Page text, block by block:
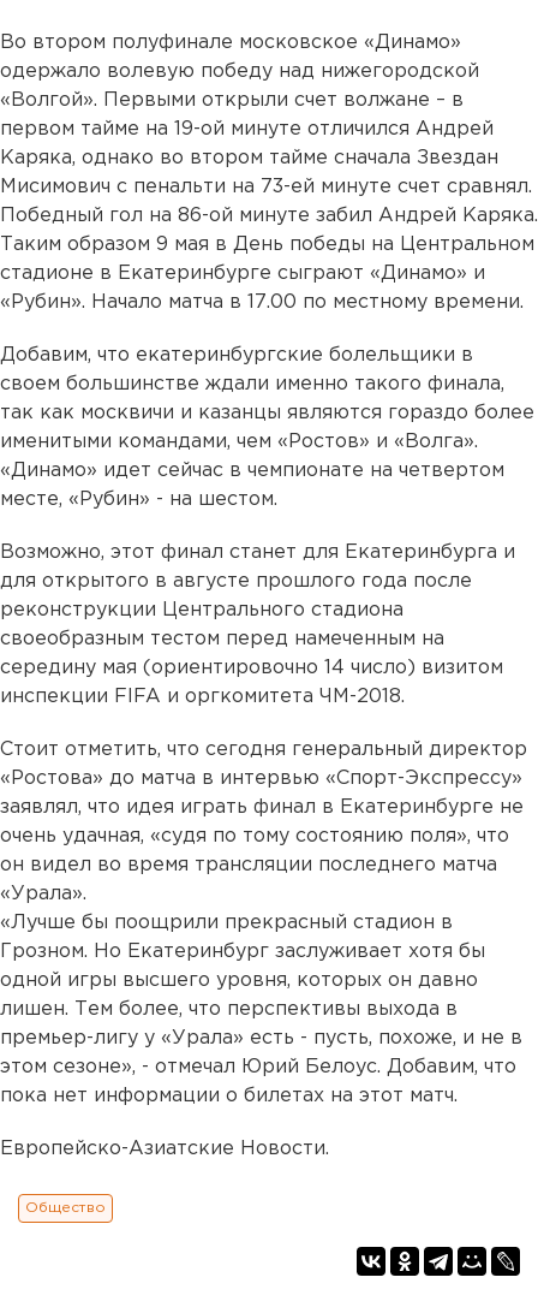
Во втором полуфинале московское «Динамо»
одержало волевую победу над нижегородской
«Волгой». Первыми открыли счет волжане – в
первом тайме на 19-ой минуте отличился Андрей
Каряка, однако во втором тайме сначала Звездан
Мисимович с пенальти на 73-ей минуте счет сравнял.
Победный гол на 86-ой минуте забил Андрей Каряка.
Таким образом 9 мая в День победы на Центральном
стадионе в Екатеринбурге сыграют «Динамо» и
«Рубин». Начало матча в 17.00 по местному времени.
Добавим, что екатеринбургские болельщики в
своем большинстве ждали именно такого финала,
так как москвичи и казанцы являются гораздо более
именитыми командами, чем «Ростов» и «Волга».
«Динамо» идет сейчас в чемпионате на четвертом
месте, «Рубин» - на шестом.
Возможно, этот финал станет для Екатеринбурга и
для открытого в августе прошлого года после
реконструкции Центрального стадиона
своеобразным тестом перед намеченным на
середину мая (ориентировочно 14 число) визитом
инспекции FIFA и оргкомитета ЧМ-2018.
Стоит отметить, что сегодня генеральный директор
«Ростова» до матча в интервью «Спорт-Экспрессу»
заявлял, что идея играть финал в Екатеринбурге не
очень удачная, «судя по тому состоянию поля», что
он видел во время трансляции последнего матча
«Урала».
«Лучше бы поощрили прекрасный стадион в
Грозном. Но Екатеринбург заслуживает хотя бы
одной игры высшего уровня, которых он давно
лишен. Тем более, что перспективы выхода в
премьер-лигу у «Урала» есть - пусть, похоже, и не в
этом сезоне», - отмечал Юрий Белоус. Добавим, что
пока нет информации о билетах на этот матч.
Европейско-Азиатские Новости.
Общество